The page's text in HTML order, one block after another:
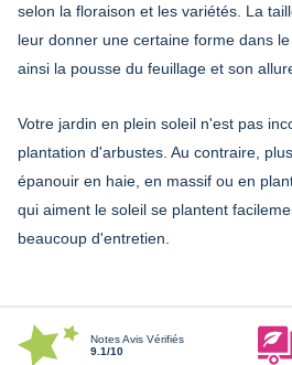
selon la floraison et les variétés. La
leur donner une certaine forme dans
ainsi la pousse du feuillage et son
Votre jardin en plein soleil n'est pas
plantation d'arbustes. Au contraire,
épanouir en haie, en massif ou en
qui aiment le soleil se plantent
beaucoup d'entretien.
Notes Avis Vérifiés
9.1/10